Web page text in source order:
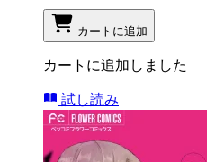
カートに追加
カートに追加しました
試し読み